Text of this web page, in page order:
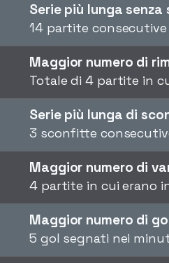
Serie più lunga
14 partite
Maggior numero di
Totale di 4 partite in
Serie più lunga di
3 sconfitte
Maggior numero di
4 partite in cui erano
Maggior numero di
5 gol segnati nei